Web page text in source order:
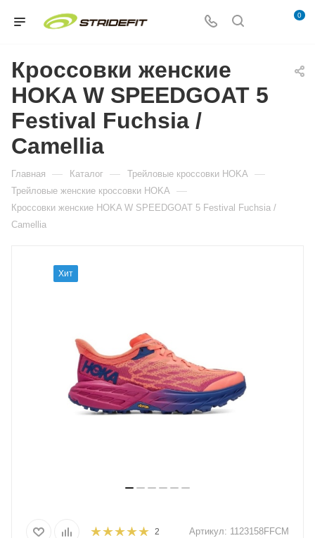
0
Кроссовки женские
HOKA W SPEEDGOAT 5
Festival Fuchsia /
Camellia
Главная — Каталог — Трейловые кроссовки HOKA —
Трейловые женские кроссовки HOKA —
Кроссовки женские HOKA W SPEEDGOAT 5 Festival Fuchsia /
Camellia
Хит
2 Артикул: 1123158FFCM